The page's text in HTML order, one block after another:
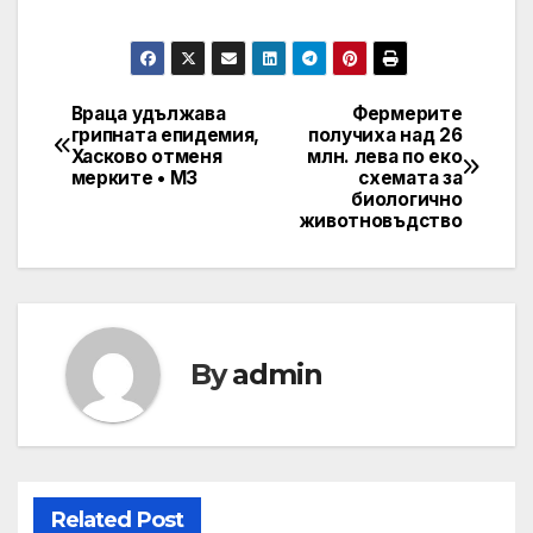
Навигация
Фермерите
получиха над 26
млн. лева по еко
схемата за
биологично
животновъдство
Враца удължава
грипната епидемия,
Хасково отменя
мерките • МЗ
Byadmin
Related Post